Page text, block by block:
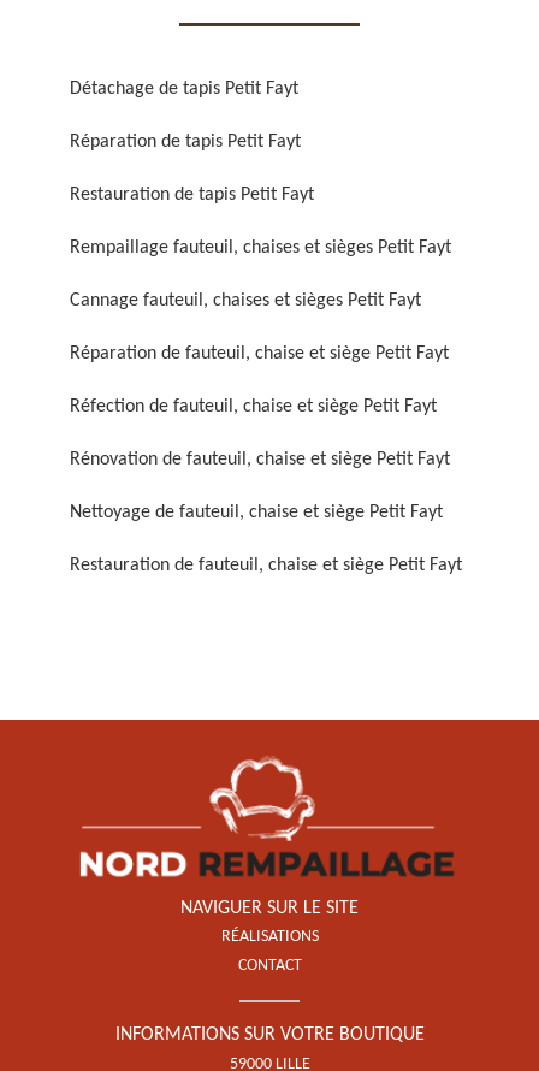
Réparation de fauteuil,
Réfection de fauteuil,
Rénovation de fauteuil,
chaise et siège 59
Nettoyage de fauteuil,
chaise et siège 59
Restauration de fauteuil,
chaise et siège 59
Détachage de tapis Petit Fayt
Réparation de tapis Petit Fayt
Restauration de tapis Petit Fayt
Rempaillage fauteuil, chaises et sièges Petit Fayt
Cannage fauteuil, chaises et sièges Petit Fayt
Réparation de fauteuil, chaise et siège Petit Fayt
Réfection de fauteuil, chaise et siège Petit Fayt
Rénovation de fauteuil, chaise et siège Petit Fayt
Nettoyage de fauteuil, chaise et siège Petit Fayt
Restauration de fauteuil, chaise et siège Petit Fayt
NAVIGUER SUR LE SITE
RÉALISATIONS
CONTACT
INFORMATIONS SUR VOTRE BOUTIQUE
59000 LILLE